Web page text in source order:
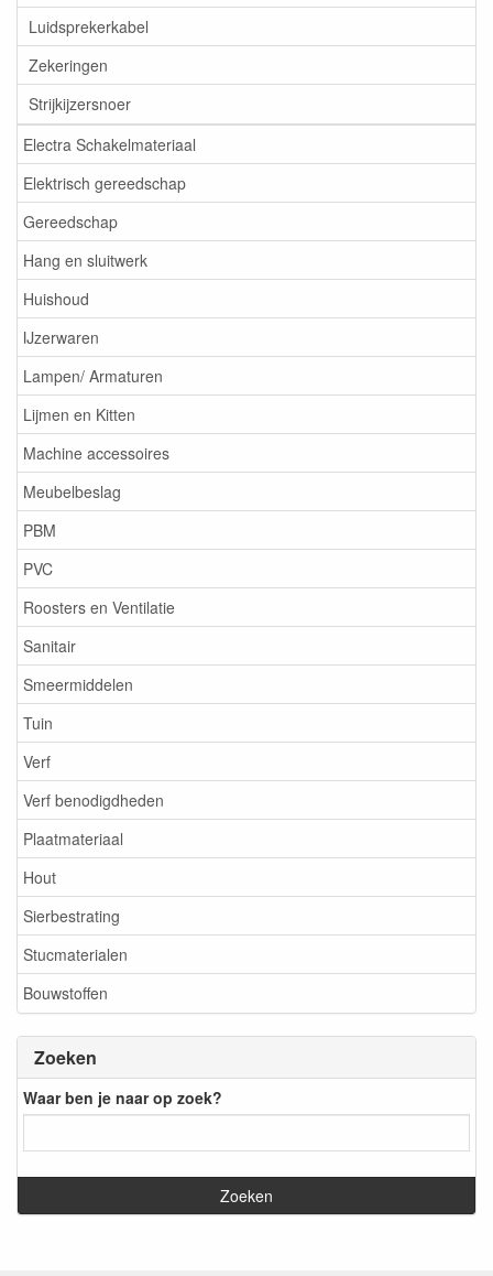
Luidsprekerkabel
Zekeringen
Strijkijzersnoer
Electra Schakelmateriaal
Elektrisch gereedschap
Gereedschap
Hang en sluitwerk
Huishoud
IJzerwaren
Lampen/ Armaturen
Lijmen en Kitten
Machine accessoires
Meubelbeslag
PBM
PVC
Roosters en Ventilatie
Sanitair
Smeermiddelen
Tuin
Verf
Verf benodigdheden
Plaatmateriaal
Hout
Sierbestrating
Stucmaterialen
Bouwstoffen
Zoeken
Waar ben je naar op zoek?